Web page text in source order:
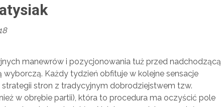
manewrów i pozycjonowania tuż przed nadchodzącą
wyborczą. Każdy tydzień obfituje w kolejne sensacje
strategii stron z tradycyjnym dobrodziejstwem tzw.
w obrębie partii), która to procedura ma oczyścić pole